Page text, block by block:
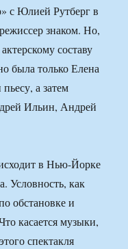
с Юлией Рутберг в
знаком. Но,
составу
была только Елена
а затем
Ильин, Андрей
в Нью-Йорке
Условность, как
обстановке и
касается музыки,
спектакля